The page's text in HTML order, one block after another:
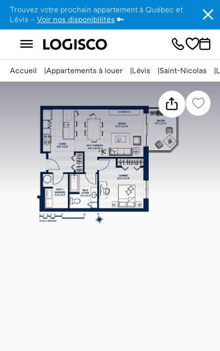
Trouvez votre prochain appartement à Québec et
Lévis – Voir nos disponibilités 🔑
Accueil Appartements à louer Lévis Saint-Nicolas